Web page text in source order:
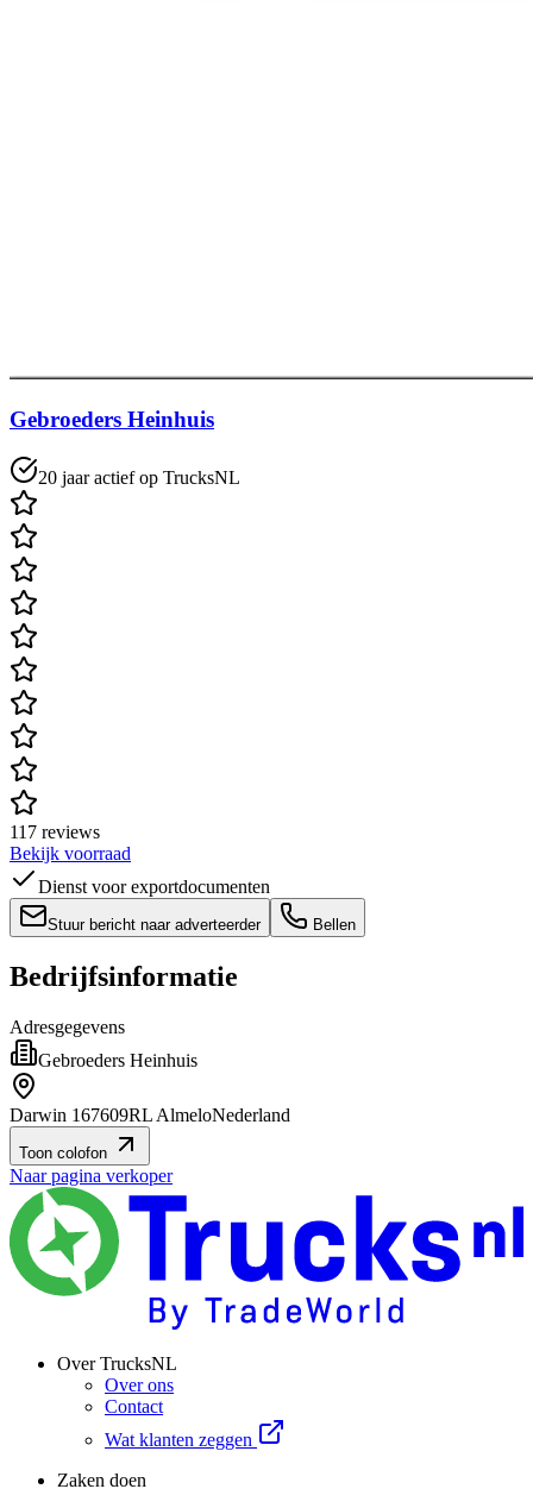
Gebroeders Heinhuis
20 jaar actief op TrucksNL
117 reviews
Bekijk voorraad
Dienst voor exportdocumenten
Stuur bericht naar adverteerder Bellen
Bedrijfsinformatie
Adresgegevens
Gebroeders Heinhuis
Darwin 167609RL AlmeloNederland
Toon colofon
Naar pagina verkoper
Over TrucksNL
Over ons
Contact
Wat klanten zeggen
Zaken doen